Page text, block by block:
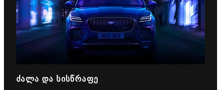
ᲫᲐᲚᲐ ᲓᲐ ᲡᲘᲡᲬᲠᲐᲤᲔ